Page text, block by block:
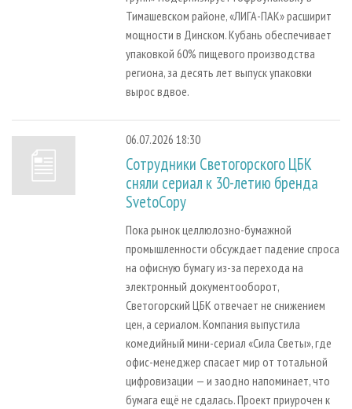
Тимашевском районе, «ЛИГА-ПАК» расширит
мощности в Динском. Кубань обеспечивает
упаковкой 60% пищевого производства
региона, за десять лет выпуск упаковки
вырос вдвое.
06.07.2026 18:30
Сотрудники Светогорского ЦБК
сняли сериал к 30-летию бренда
SvetoCopy
Пока рынок целлюлозно-бумажной
промышленности обсуждает падение спроса
на офисную бумагу из-за перехода на
электронный документооборот,
Светогорский ЦБК отвечает не снижением
цен, а сериалом. Компания выпустила
комедийный мини-сериал «Сила Светы», где
офис-менеджер спасает мир от тотальной
цифровизации — и заодно напоминает, что
бумага ещё не сдалась. Проект приурочен к